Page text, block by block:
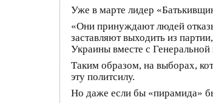
Уже в марте лидер
«Они принуждают людей
заставляют выходить из
Украины вместе с
Таким образом, на выборах,
эту политсилу.
Но даже если бы «пирамида»